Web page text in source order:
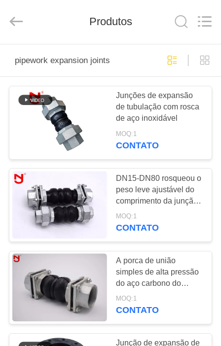
PRODUTOS
SHOW
SOBRE
NÓS
EXCURSÃO
DA
FÁBRICA
CONTROLE
QUALIDADE
Songjiang
Jingning
Reserved.
Produtos
pipework expansion joints
Junções de expansão
de tubulação com rosca
de aço inoxidável
MOQ:1
CONTATO
DN15-DN80 rosqueou o
peso leve ajustável do
comprimento da junção
de expansão 200mm-
270mm
MOQ:1
CONTATO
A porca de união
simples de alta pressão
do aço carbono do
retrofit da junção de
expansão da integridade
MOQ:1
CONTATO
Junção de expansão de